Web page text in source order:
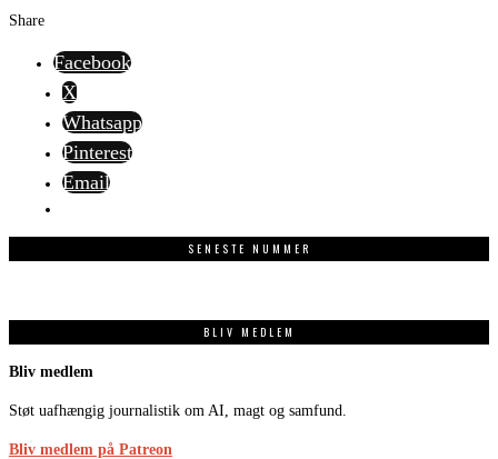
Share
Facebook
X
Whatsapp
Pinterest
Email
SENESTE NUMMER
BLIV MEDLEM
Bliv medlem
Støt uafhængig journalistik om AI, magt og samfund.
Bliv medlem på Patreon